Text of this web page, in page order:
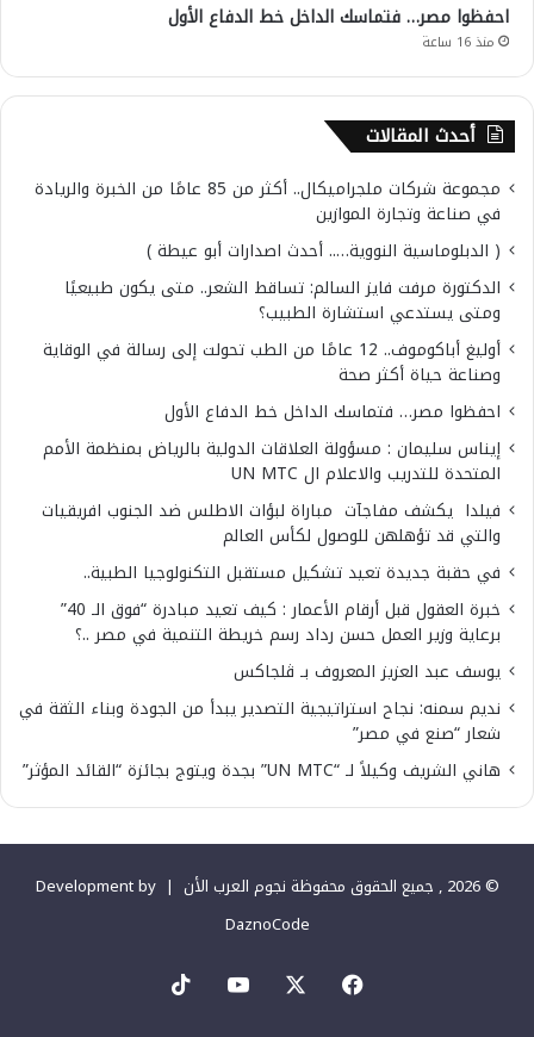
احفظوا مصر… فتماسك الداخل خط الدفاع الأول
منذ 16 ساعة
أحدث المقالات
مجموعة شركات ملجراميكال.. أكثر من 85 عامًا من الخبرة والريادة
في صناعة وتجارة الموازين
( الدبلوماسية النووية….. أحدث اصدارات أبو عيطة )
الدكتورة مرفت فايز السالم: تساقط الشعر.. متى يكون طبيعيًا
ومتى يستدعي استشارة الطبيب؟
أوليغ أباكوموف.. 12 عامًا من الطب تحولت إلى رسالة في الوقاية
وصناعة حياة أكثر صحة
احفظوا مصر… فتماسك الداخل خط الدفاع الأول
إيناس سليمان : مسؤولة العلاقات الدولية بالرياض بمنظمة الأمم
المتحدة للتدريب والاعلام ال UN MTC
فيلدا يكشف مفاجآت مباراة لبؤات الاطلس ضد الجنوب افريقيات
والتي قد تؤهلهن للوصول لكأس العالم
في حقبة جديدة تعيد تشكيل مستقبل التكنولوجيا الطبية..
خبرة العقول قبل أرقام الأعمار : كيف تعيد مبادرة “فوق الـ 40”
برعاية وزير العمل حسن رداد رسم خريطة التنمية في مصر ..؟
يوسف عبد العزيز المعروف بـ ڤلجاكس
نديم سمنه: نجاح استراتيجية التصدير يبدأ من الجودة وبناء الثقة في
شعار “صنع في مصر”
هاني الشريف وكيلاً لـ “UN MTC” بجدة ويتوج بجائزة “القائد المؤثر”
© 2026 , جميع الحقوق محفوظة نجوم العرب الأن |
Development by
DaznoCode
فيسبوك ‫YouTube